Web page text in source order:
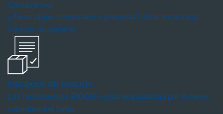
Contáctenos
¿Tiene algún comentario o pregunta? ¡Nos encantaría
conocer su opinión!
Inscripción del producto
Las herramientas RIDGID están respaldadas por la mejor
cobertura del ramo.